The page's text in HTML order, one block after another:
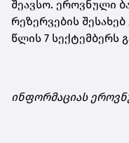
შეავსო. ეროვნული
რეზერვების
წლის 7 სექტემბერს
ინფორმაციას